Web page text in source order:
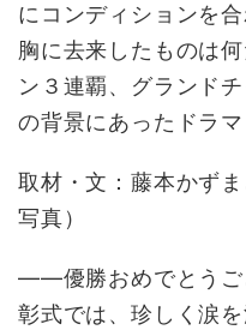
にコンディションを
胸に去来したものは
ン３連覇、グランド
の背景にあったドラマ
取材・文：藤本かず
写真）
――優勝おめでとうご
彰式では、珍しく涙を